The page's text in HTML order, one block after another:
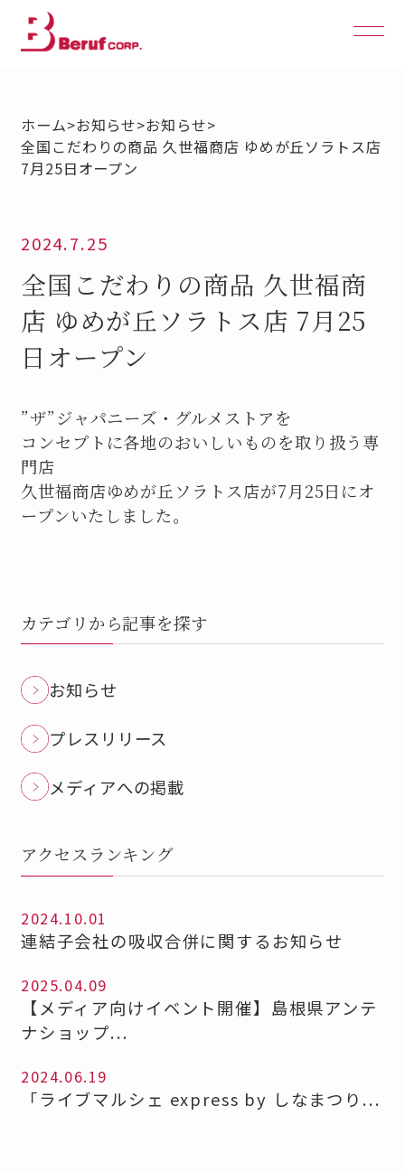
ホーム>お知らせ>お知らせ>
全国こだわりの商品 久世福商店 ゆめが丘ソラトス店
7月25日オープン
2024.7.25
全国こだわりの商品 久世福商
店 ゆめが丘ソラトス店 7月25
日オープン
”ザ”ジャパニーズ・グルメストアを
コンセプトに各地のおいしいものを取り扱う専
門店
久世福商店ゆめが丘ソラトス店が7月25日にオ
ープンいたしました。
カテゴリから記事を探す
お知らせ
プレスリリース
メディアへの掲載
アクセスランキング
2024.10.01
連結子会社の吸収合併に関するお知らせ
2025.04.09
【メディア向けイベント開催】島根県アンテ
ナショップ...
2024.06.19
「ライブマルシェ express by しなまつり...